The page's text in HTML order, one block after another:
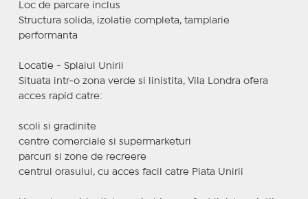
Loc de parcare inclus
Structura solida, izolatie completa, tamplarie
performanta
Locatie - Splaiul Unirii
Situata intr-o zona verde si linistita, Vila Londra ofera
acces rapid catre:
scoli si gradinite
centre comerciale si supermarketuri
parcuri si zone de recreere
centrul orasului, cu acces facil catre Piata Unirii